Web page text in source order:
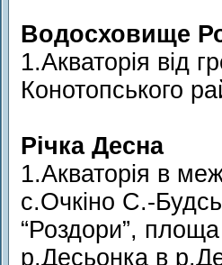
Водосховище
1.Акваторія від
Конотопського
Річка Десна
1.Акваторія в
с.Очкіно С.-
“Роздори”,
р.Десьонка в